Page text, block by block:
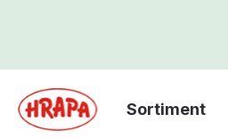
Sortiment